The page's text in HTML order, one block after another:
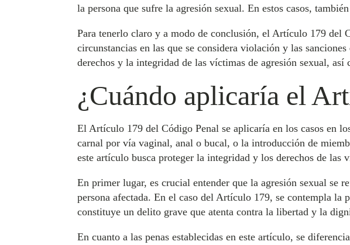
la persona que sufre la agresión sexual. En estos casos,
Para tenerlo claro y a modo de conclusión, el Artículo 179 del
circunstancias en las que se considera violación y las
derechos y la integridad de las víctimas de agresión sexual,
¿Cuándo aplicaría el
El Artículo 179 del Código Penal se aplicaría en los casos en
carnal por vía vaginal, anal o bucal, o la introducción de
este artículo busca proteger la integridad y los derechos de las
En primer lugar, es crucial entender que la agresión sexual se
persona afectada. En el caso del Artículo 179, se contempla
constituye un delito grave que atenta contra la libertad y la
En cuanto a las penas establecidas en este artículo, se